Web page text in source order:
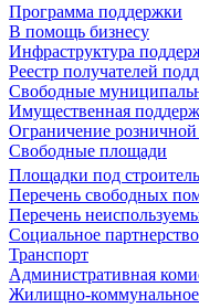
Программа поддержки
В помощь бизнесу
Инфраструктура
Реестр получателей
Свободные
Имущественная
Ограничение
Свободные площади
Площадки под
Перечень свободных
Перечень
Социальное партнерство
Транспорт
Административная
Жилищно-коммунальное